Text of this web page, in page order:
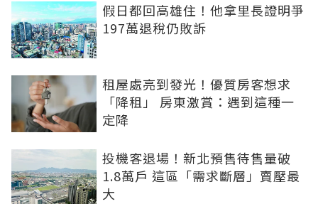
假日都回高雄住！他拿里長證明爭
197萬退稅仍敗訴
租屋處亮到發光！優質房客想求
「降租」 房東激賞：遇到這種一
定降
投機客退場！新北預售待售量破
1.8萬戶 這區「需求斷層」賣壓最
大